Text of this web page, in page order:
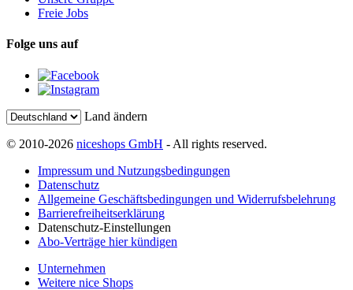
Freie Jobs
Folge uns auf
Land ändern
© 2010-2026 niceshops GmbH - All rights reserved.
Impressum und Nutzungsbedingungen
Datenschutz
Allgemeine Geschäftsbedingungen und Widerrufsbelehrung
Barrierefreiheitserklärung
Datenschutz-Einstellungen
Abo-Verträge hier kündigen
Unternehmen
Weitere nice Shops